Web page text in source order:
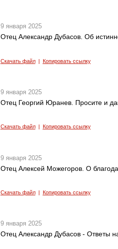
9 января 2025
Отец Александр Дубасов. Об
Скачать файл| Копировать ссылку
9 января 2025
Отец Георгий Юранев. Просите и
Скачать файл| Копировать ссылку
9 января 2025
Отец Алексей Можегоров. О
Скачать файл| Копировать ссылку
9 января 2025
Отец Александр Дубасов - Ответы